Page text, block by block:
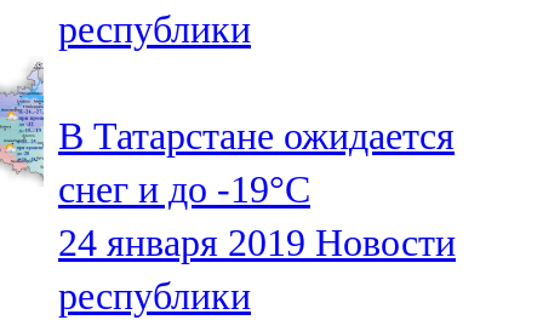
республики
В Татарстане ожидается
снег и до -19°С
24 января 2019 Новости
республики